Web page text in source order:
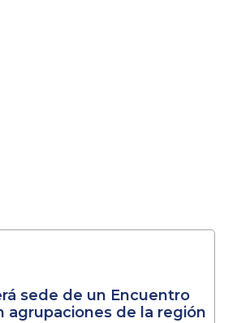
sede de un Encuentro
agrupaciones de la región